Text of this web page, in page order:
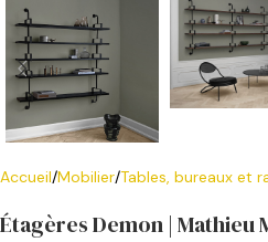
Accueil Mobilier Tables, bureaux et
Étagères Demon | Mathieu